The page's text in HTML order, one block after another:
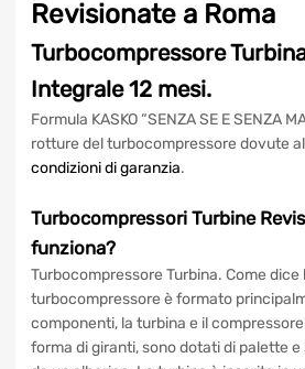
Turbocompressore
Revisionate a Roma
Turbocompressore Turbina
Garanzia Integrale 12 mesi.
Formula KASKO “SENZA SE E SENZA
le condizioni di garanzia.
Turbocompressori Turbine
funziona?
Turbocompressore Turbina. Come dice
turbocompressore è formato